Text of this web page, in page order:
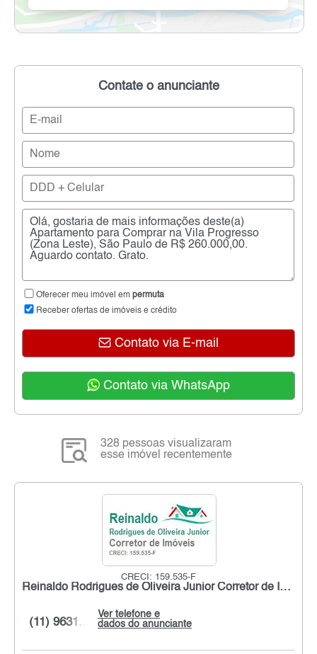
Contate o anunciante
Oferecer meu imóvel em permuta
Receber ofertas de imóveis e crédito
Contato via E-mail
Contato via WhatsApp
328 pessoas visualizaram
esse imóvel recentemente
CRECI: 159.535-F
Reinaldo Rodrigues de Oliveira Junior Corretor de Imóveis
Ver telefone e
dados do anunciante
(11) 9631...